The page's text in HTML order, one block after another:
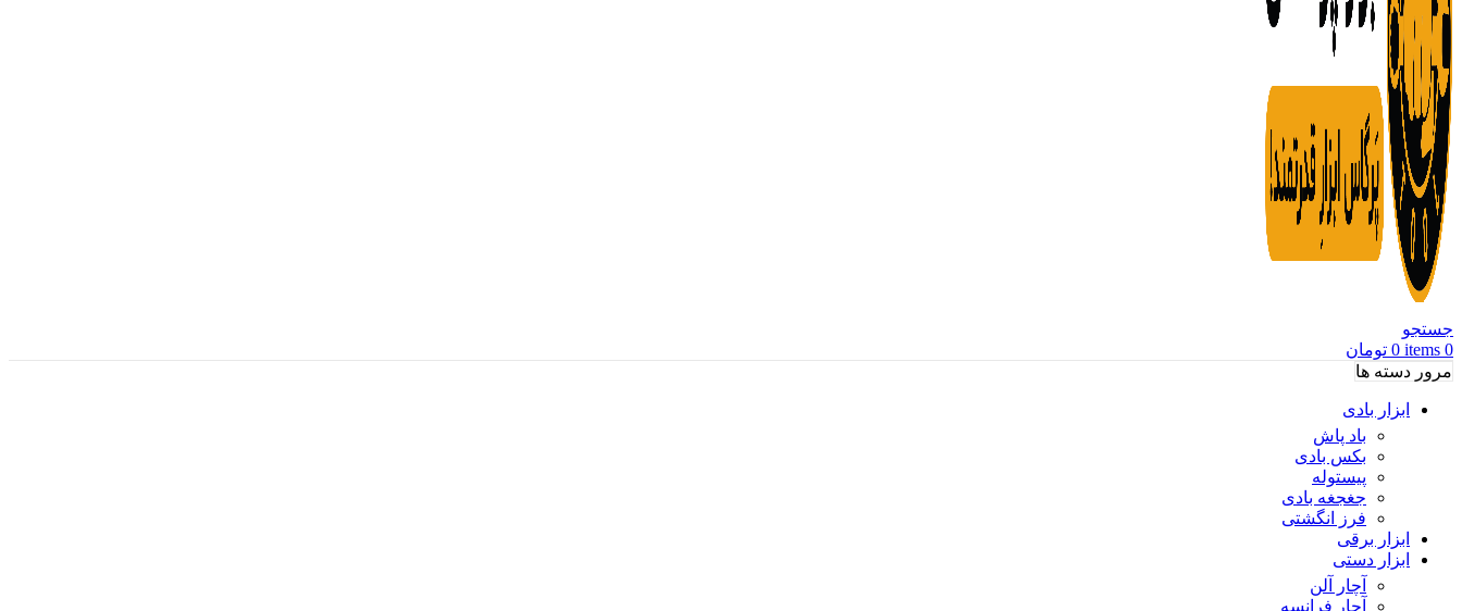
جستجو
0
items
0 تومان
مرور دسته ها
ابزار بادی
باد پاش
بکس بادی
پیستوله
جغجغه بادی
فرز انگشتی
ابزار برقی
ابزار دستی
آچار آلن
آچار فرانسه